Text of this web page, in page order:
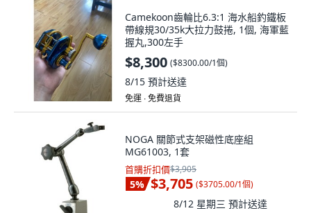
Camekoon齒輪比6.3:1 海水船釣鐵板
帶線規30/35k大拉力鼓捲, 1個, 海軍藍
握丸,300左手
$8,300 ($8300.00/1個)
8/15 預計送達
免運 ∙ 免費退貨
NOGA 關節式支架磁性底座組
MG61003, 1套
首購折扣價$3,905
5% $3,705 ($3705.00/1個)
8/12 星期三 預計送達